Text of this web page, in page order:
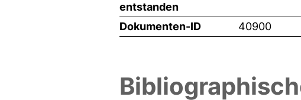
entstanden
Dokumenten-ID 40900